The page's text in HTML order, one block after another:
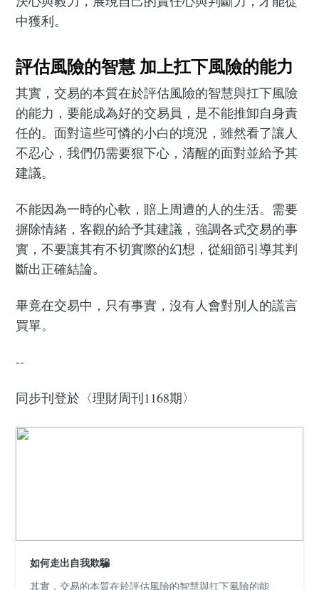
中獲利。
評估風險的智慧 加上扛下風險的能力
其實，交易的本質在於評估風險的智慧與扛下風險
的能力，要能成為好的交易員，是不能推卸自身責
任的。面對這些可憐的小白的境況，雖然看了讓人
不忍心，我們仍需要狠下心，清醒的面對並給予其
建議。
不能因為一時的心軟，賠上周遭的人的生活。需要
摒除情緒，客觀的給予其建議，強調各式交易的事
實，不要讓其有不切實際的幻想，從細節引導其判
斷出正確結論。
畢竟在交易中，只有事實，沒有人會對別人的謊言
買單。
--
同步刊登於〈理財周刊1168期〉
如何走出自我欺騙
其實，交易的本質在於評估風險的智慧與扛下風險的能